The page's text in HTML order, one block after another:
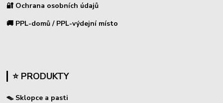
🔐 Ochrana osobních údajů
🚚 PPL-domů / PPL-výdejní místo
⭐ PRODUKTY
🪤 Sklopce a pasti